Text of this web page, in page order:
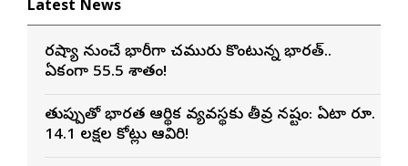
Latest News
రష్యా నుంచే భారీగా చమురు కొంటున్న భారత్..
ఏకంగా 55.5 శాతం!
తుప్పుతో భారత ఆర్థిక వ్యవస్థకు తీవ్ర నష్టం: ఏటా రూ.
14.1 లక్షల కోట్లు ఆవిరి!